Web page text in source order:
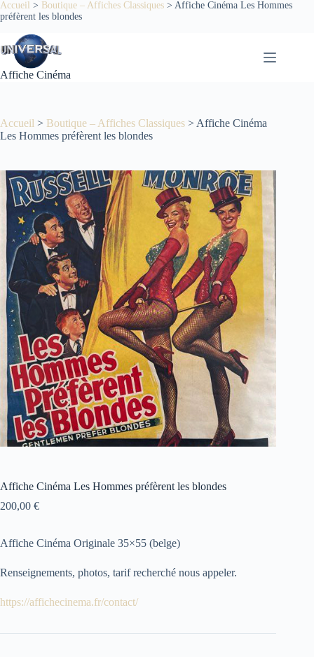
Passer
au
Accueil > Boutique – Affiches Classiques > Affiche Cinéma Les Hommes
préfèrent les blondes
Affiche Cinéma
Accueil > Boutique – Affiches Classiques > Affiche Cinéma
Les Hommes préfèrent les blondes
Affiche Cinéma Les Hommes préfèrent les blondes
200,00 €
Affiche Cinéma Originale 35×55 (belge)
Renseignements, photos, tarif recherché nous appeler.
https://affichecinema.fr/contact/